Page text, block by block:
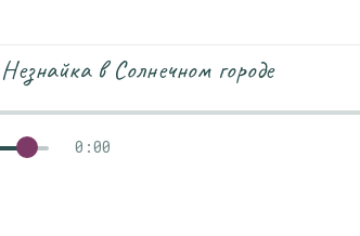
в Солнечном городе
0:00